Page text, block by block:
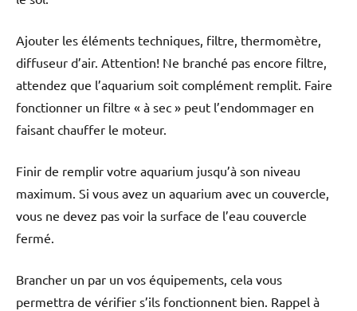
Ajouter les éléments techniques, filtre, thermomètre,
diffuseur d’air. Attention! Ne branché pas encore filtre,
attendez que l’aquarium soit complément remplit. Faire
fonctionner un filtre « à sec » peut l’endommager en
faisant chauffer le moteur.
Finir de remplir votre aquarium jusqu’à son niveau
maximum. Si vous avez un aquarium avec un couvercle,
vous ne devez pas voir la surface de l’eau couvercle
fermé.
Brancher un par un vos équipements, cela vous
permettra de vérifier s’ils fonctionnent bien. Rappel à